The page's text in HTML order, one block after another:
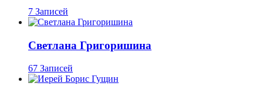
7 Записей
Светлана Григоришина
67 Записей